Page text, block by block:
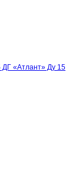
«Атлант» Ду 15